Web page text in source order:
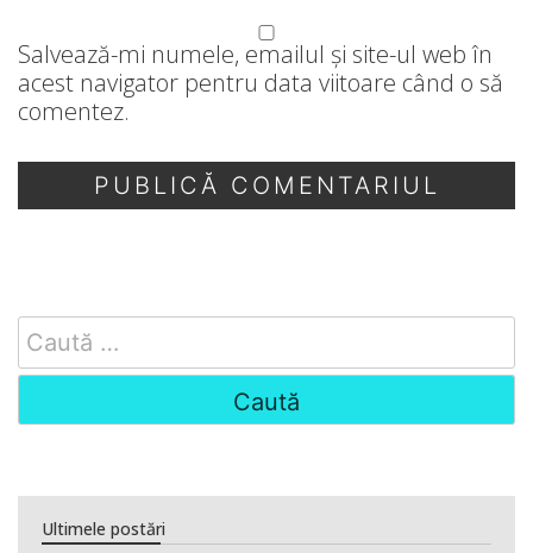
Salvează-mi numele, emailul și site-ul web în
acest navigator pentru data viitoare când o să
comentez.
Search
for:
Ultimele postări